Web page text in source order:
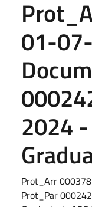
01-
2024
Prot_Arr
Prot_Par